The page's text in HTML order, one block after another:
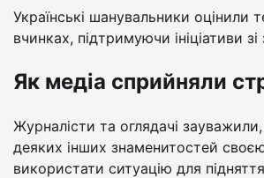
Українські шанувальники оцінили
вчинках, підтримуючи ініціативи
Як медіа сприйняли
Журналісти та оглядачі
деяких інших знаменитостей
використати ситуацію для